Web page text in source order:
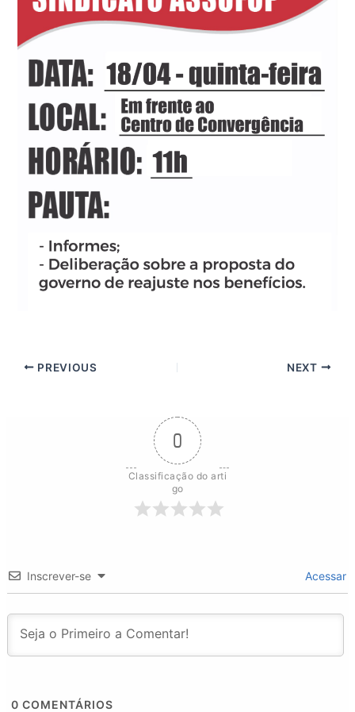
PREVIOUS NEXT
0
Classificação do arti
go
Inscrever-se Acessar
0 COMENTÁRIOS